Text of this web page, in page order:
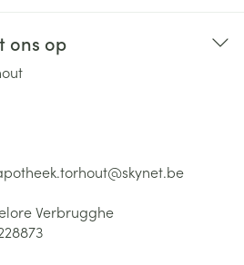
ons op
skynet.be
Verbrugghe